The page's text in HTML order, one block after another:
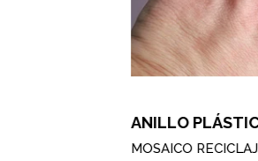
ANILLO PLÁSTICO
MOSAICO RECICLAJE